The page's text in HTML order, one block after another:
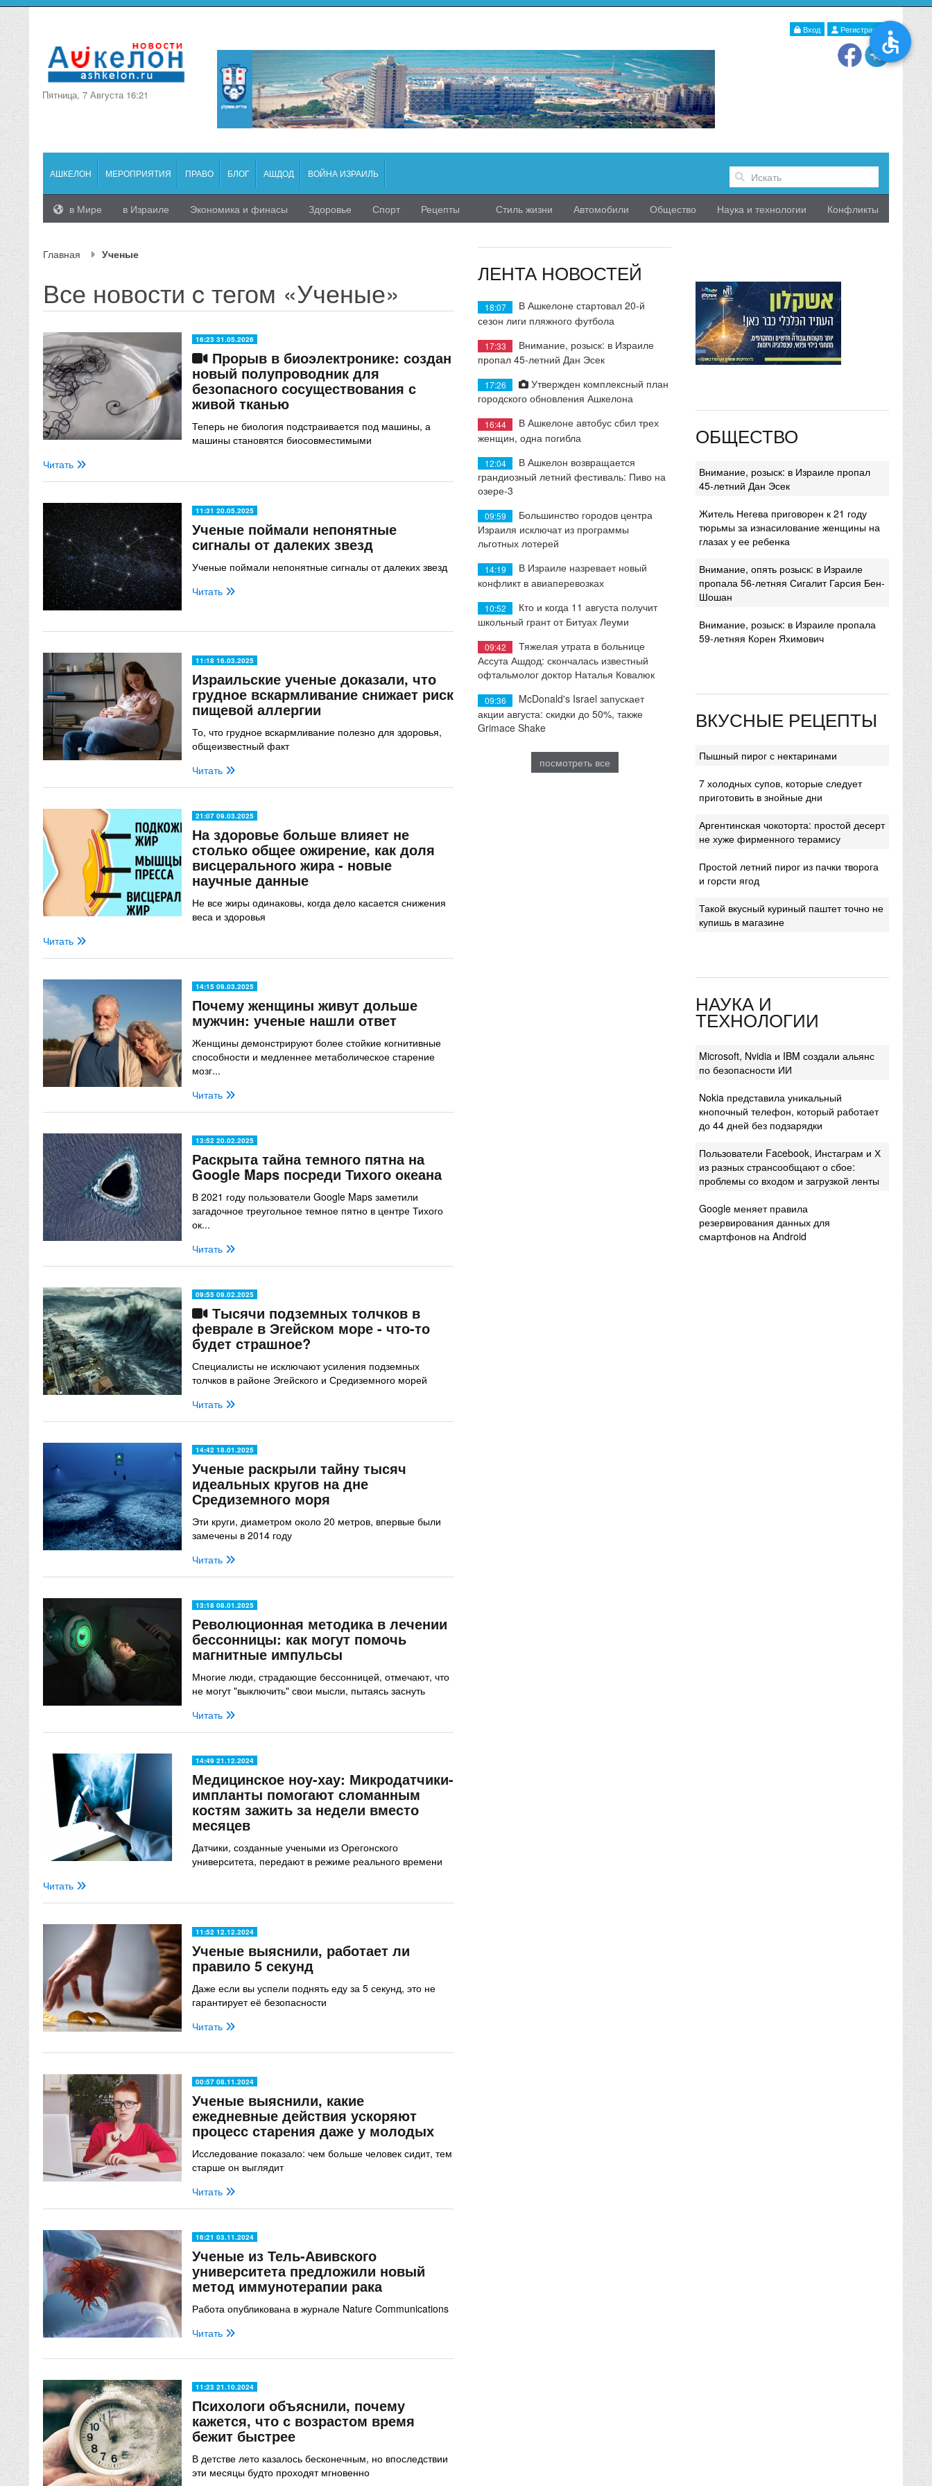
Вход Регистрация
Пятница, 7 Августа 16:21
АШКЕЛОН МЕРОПРИЯТИЯ ПРАВО БЛОГ АШДОД ВОЙНА ИЗРАИЛЬ
в Мире в Израиле Экономика и финасы Здоровье Спорт Рецепты Стиль жизни Автомобили Общество Наука и технологии Конфликты
Главная Ученые
Все новости c тегом «Ученые»
16:23 31.05.2026
Прорыв в биоэлектронике: создан
новый полупроводник для
безопасного сосуществования с
живой тканью
Теперь не биология подстраивается под машины, а
машины становятся биосовместимыми
Читать
11:31 20.05.2025
Ученые поймали непонятные
сигналы от далеких звезд
Ученые поймали непонятные сигналы от далеких звезд
Читать
11:18 16.03.2025
Израильские ученые доказали, что
грудное вскармливание снижает риск
пищевой аллергии
То, что грудное вскармливание полезно для здоровья,
общеизвестный факт
Читать
21:07 09.03.2025
На здоровье больше влияет не
столько общее ожирение, как доля
висцерального жира - новые
научные данные
Не все жиры одинаковы, когда дело касается снижения
веса и здоровья
Читать
14:15 09.03.2025
Почему женщины живут дольше
мужчин: ученые нашли ответ
Женщины демонстрируют более стойкие когнитивные
способности и медленнее метаболическое старение
мозг...
Читать
13:52 20.02.2025
Раскрыта тайна темного пятна на
Google Maps посреди Тихого океана
В 2021 году пользователи Google Maps заметили
загадочное треугольное темное пятно в центре Тихого
ок...
Читать
09:55 09.02.2025
Тысячи подземных толчков в
феврале в Эгейском море - что-то
будет страшное?
Специалисты не исключают усиления подземных
толчков в районе Эгейского и Средиземного морей
Читать
14:42 18.01.2025
Ученые раскрыли тайну тысяч
идеальных кругов на дне
Средиземного моря
Эти круги, диаметром около 20 метров, впервые были
замечены в 2014 году
Читать
13:18 08.01.2025
Революционная методика в лечении
бессонницы: как могут помочь
магнитные импульсы
Многие люди, страдающие бессонницей, отмечают, что
не могут "выключить" свои мысли, пытаясь заснуть
Читать
14:49 21.12.2024
Медицинское ноу-хау: Микродатчики-
импланты помогают сломанным
костям зажить за недели вместо
месяцев
Датчики, созданные учеными из Орегонского
университета, передают в режиме реального времени
Читать
11:52 12.12.2024
Ученые выяснили, работает ли
правило 5 секунд
Даже если вы успели поднять еду за 5 секунд, это не
гарантирует её безопасности
Читать
00:57 08.11.2024
Ученые выяснили, какие
ежедневные действия ускоряют
процесс старения даже у молодых
Исследование показало: чем больше человек сидит, тем
старше он выглядит
Читать
16:21 03.11.2024
Ученые из Тель-Авивского
университета предложили новый
метод иммунотерапии рака
Работа опубликована в журнале Nature Communications
Читать
11:23 21.10.2024
Психологи объяснили, почему
кажется, что с возрастом время
бежит быстрее
В детстве лето казалось бесконечным, но впоследствии
эти месяцы будто проходят мгновенно
ЛЕНТА НОВОСТЕЙ
18:07
В Ашкелоне стартовал 20-й
сезон лиги пляжного футбола
17:33
Внимание, розыск: в Израиле
пропал 45-летний Дан Эсек
17:26
Утвержден комплексный план
городского обновления Ашкелона
16:44
В Ашкелоне автобус сбил трех
женщин, одна погибла
12:04
В Ашкелон возвращается
грандиозный летний фестиваль: Пиво на
озере-3
09:59
Большинство городов центра
Израиля исключат из программы
льготных лотерей
14:19
В Израиле назревает новый
конфликт в авиаперевозках
10:52
Кто и когда 11 августа получит
школьный грант от Битуах Леуми
09:42
Тяжелая утрата в больнице
Ассута Ашдод: скончалась известный
офтальмолог доктор Наталья Ковалюк
09:36
McDonald's Israel запускает
акции августа: скидки до 50%, также
Grimace Shake
посмотреть все
ОБЩЕСТВО
Внимание, розыск: в Израиле пропал
45-летний Дан Эсек
Житель Негева приговорен к 21 году
тюрьмы за изнасилование женщины на
глазах у ее ребенка
Внимание, опять розыск: в Израиле
пропала 56-летняя Сигалит Гарсия Бен-
Шошан
Внимание, розыск: в Израиле пропала
59-летняя Корен Яхимович
ВКУСНЫЕ РЕЦЕПТЫ
Пышный пирог с нектаринами
7 холодных супов, которые следует
приготовить в знойные дни
Аргентинская чокоторта: простой десерт
не хуже фирменного терамису
Простой летний пирог из пачки творога
и горсти ягод
Такой вкусный куриный паштет точно не
купишь в магазине
НАУКА И
ТЕХНОЛОГИИ
Microsoft, Nvidia и IBM создали альянс
по безопасности ИИ
Nokia представила уникальный
кнопочный телефон, который работает
до 44 дней без подзарядки
Пользователи Facebook, Инстаграм и Х
из разных странсообщают о сбое:
проблемы со входом и загрузкой ленты
Google меняет правила
резервирования данных для
смартфонов на Android